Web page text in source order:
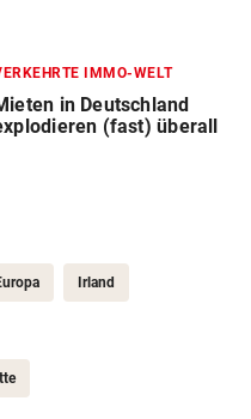
IMMO-WELT
in Deutschland
(fast) überall
Irland